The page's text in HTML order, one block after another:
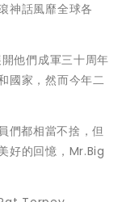
神話風靡全球各
他們成軍三十周年
國家，然而今年二
們都相當不捨，但
好的回憶，Mr.Big